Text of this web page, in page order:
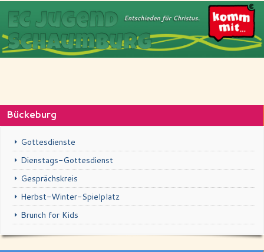
Über uns
Spenden
Impressum & Datenschutz
Bückeburg
Gottesdienste
Dienstags-Gottesdienst
Gesprächskreis
Herbst-Winter-Spielplatz
Brunch for Kids